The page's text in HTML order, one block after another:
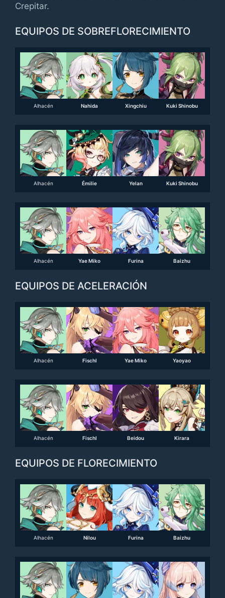
Crepitar.
EQUIPOS DE SOBREFLORECIMIENTO
Alhacén Nahida Xingchiu Kuki Shinobu
Alhacén Émilie Yelan Kuki Shinobu
Alhacén Yae Miko Furina Baizhu
EQUIPOS DE ACELERACIÓN
Alhacén Fischl Yae Miko Yaoyao
Alhacén Fischl Beidou Kirara
EQUIPOS DE FLORECIMIENTO
Alhacén Nilou Furina Baizhu